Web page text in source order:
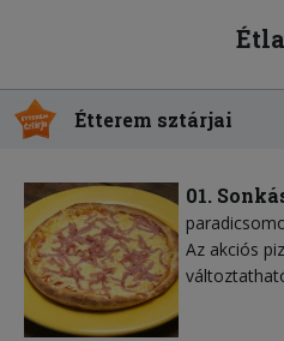
Étterem sztárjai
01.
Az akciós